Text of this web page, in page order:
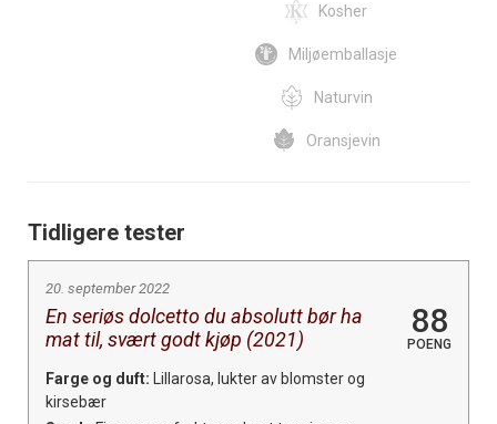
Kosher
Miljøemballasje
Naturvin
Oransjevin
Tidligere tester
20. september 2022
En seriøs dolcetto du absolutt bør ha
mat til, svært godt kjøp (2021)
88
POENG
Farge og duft: Lillarosa, lukter av blomster og
kirsebær